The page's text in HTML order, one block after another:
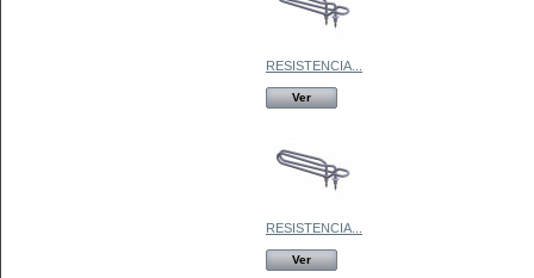
RESISTENCIA...
Ver
RESISTENCIA...
Ver